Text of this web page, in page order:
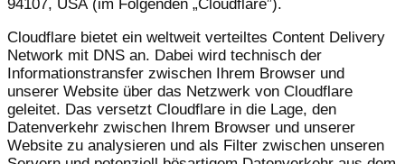
94107, USA (im Folgenden „Cloudflare”).
Cloudflare bietet ein weltweit verteiltes Content Delivery
Network mit DNS an. Dabei wird technisch der
Informationstransfer zwischen Ihrem Browser und
unserer Website über das Netzwerk von Cloudflare
geleitet. Das versetzt Cloudflare in die Lage, den
Datenverkehr zwischen Ihrem Browser und unserer
Website zu analysieren und als Filter zwischen unseren